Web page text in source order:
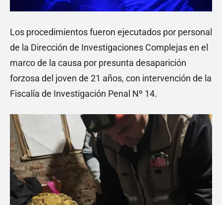
Los procedimientos fueron ejecutados por personal
de la Dirección de Investigaciones Complejas en el
marco de la causa por presunta desaparición
forzosa del joven de 21 años, con intervención de la
Fiscalía de Investigación Penal Nº 14.